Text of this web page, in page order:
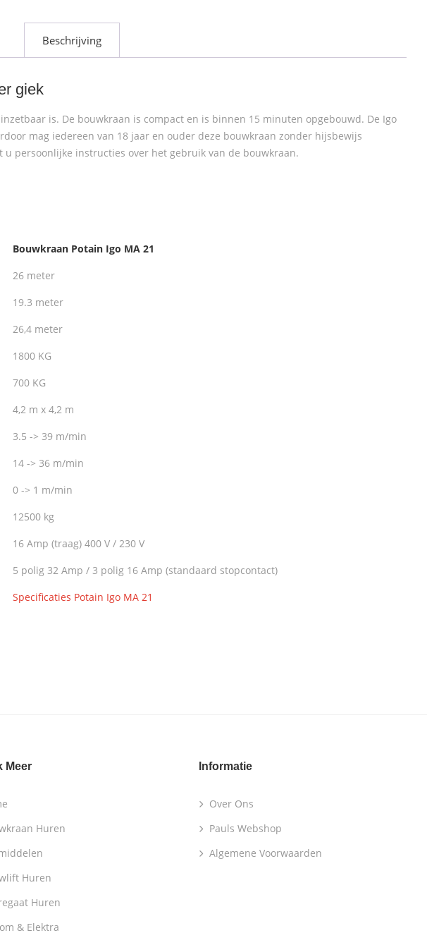
Beschrijving
giek
is. De bouwkraan is compact en is binnen 15 minuten opgebouwd. De Igo
mag iedereen van 18 jaar en ouder deze bouwkraan zonder hijsbewijs
persoonlijke instructies over het gebruik van de bouwkraan.
Bouwkraan Potain Igo MA 21
26 meter
19.3 meter
26,4 meter
1800 KG
700 KG
4,2 m x 4,2 m
3.5 -> 39 m/min
14 -> 36 m/min
0 -> 1 m/min
12500 kg
16 Amp (traag) 400 V / 230 V
5 polig 32 Amp / 3 polig 16 Amp (standaard stopcontact)
Specificaties Potain Igo MA 21
Meer
Huren
Huren
Huren
& Elektra
Informatie
Over Ons
Pauls Webshop
Algemene Voorwaarden